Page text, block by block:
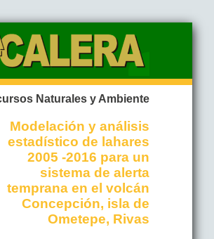
Naturales y Ambiente
Modelación y análisis
estadístico de lahares
2005 -2016 para un
sistema de alerta
temprana en el volcán
Concepción, isla de
Ometepe, Rivas